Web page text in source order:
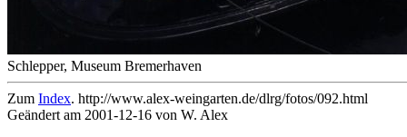
Schlepper, Museum Bremerhaven
Zum Index. http://www.alex-weingarten.de/dlrg/fotos/092.html
Geändert am 2001-12-16 von W. Alex